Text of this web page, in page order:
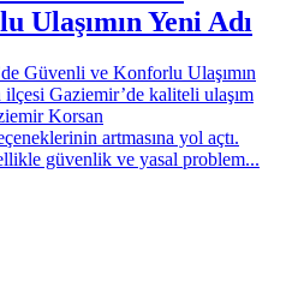
Ulaşımın Yeni Adı
Güvenli ve Konforlu Ulaşımın
Gaziemir’de kaliteli ulaşım
Korsan
artmasına yol açtı.
güvenlik ve yasal problem...